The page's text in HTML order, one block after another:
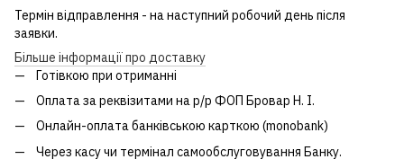
Термін відправлення - на наступний робочий день після
заявки.
Більше інформації про доставку
Готівкою при отриманні
Оплата за реквізитами на р/р ФОП Бровар Н. І.
Онлайн-оплата банківською карткою (monobank)
Через касу чи термінал самообслуговування Банку.